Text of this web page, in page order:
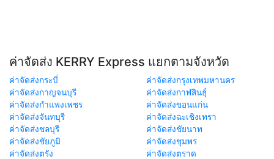
ค่าจัดส่ง KERRY Express แยกตามจังหวัด
ค่าจัดส่งกระบี่
ค่าจัดส่งกรุงเทพมหานคร
ค่าจัดส่งกาญจนบุรี
ค่าจัดส่งกาฬสินธุ์
ค่าจัดส่งกำแพงเพชร
ค่าจัดส่งขอนแก่น
ค่าจัดส่งจันทบุรี
ค่าจัดส่งฉะเชิงเทรา
ค่าจัดส่งชลบุรี
ค่าจัดส่งชัยนาท
ค่าจัดส่งชัยภูมิ
ค่าจัดส่งชุมพร
ค่าจัดส่งตรัง
ค่าจัดส่งตราด